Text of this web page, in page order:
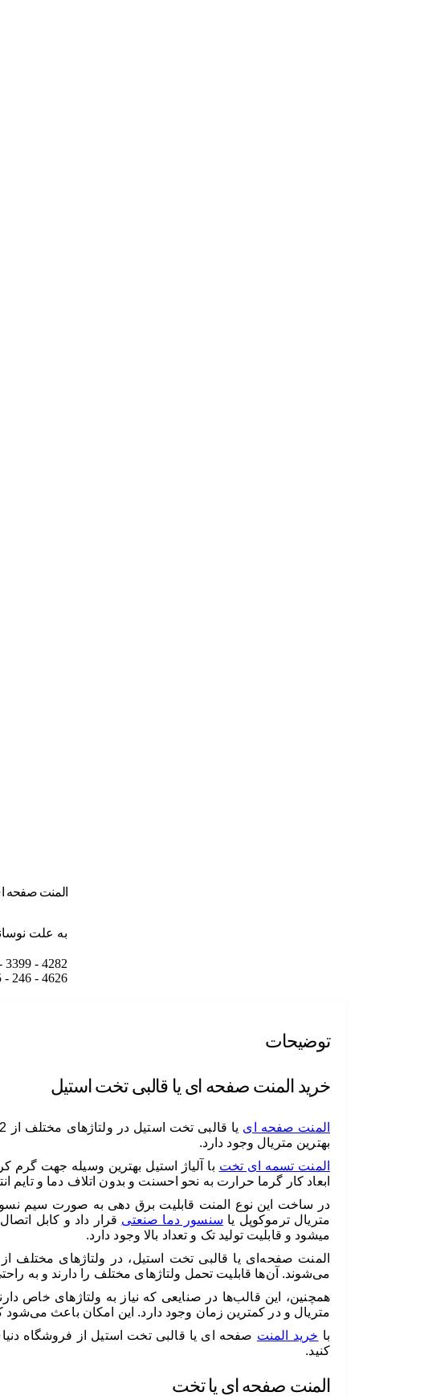
المنت صفحه
به علت
4282 - 3399 - 021
4626 - 246 - 0935
توضیحات
خرید المنت صفحه ای یا قالبی تخت استیل
المنت صفحه ای
بهترین متریال وجود دارد.
المنت تسمه ای تخت با آلیاژ استیل بهترین وسیله جهت
ابعاد کار گرما حرارت به نحو احسنت و بدون اتلاف دما و تایم
در ساخت این نوع المنت قابلیت برق دهی به صورت سیم
متریال ترموکوپل یا سنسور دما صنعتی قرار داد و کابل
میشود و قابلیت تولید تک و تعداد بالا وجود دارد.
می‌شوند. آن‌ها قابلیت تحمل ولتاژهای مختلف را دارند و به
همچنین، این قالب‌ها در صنایعی که نیاز به ولتاژهای خاص
متریال و در کمترین زمان وجود دارد. این امکان باعث می‌شود
با خرید المنت صفحه ای یا قالبی تخت استیل از فروشگاه
کنید.
المنت صفحه ای یا تخت